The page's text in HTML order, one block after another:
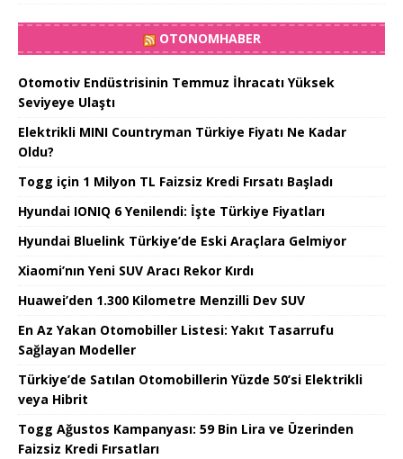
OTONOMHABER
Otomotiv Endüstrisinin Temmuz İhracatı Yüksek
Seviyeye Ulaştı
Elektrikli MINI Countryman Türkiye Fiyatı Ne Kadar
Oldu?
Togg için 1 Milyon TL Faizsiz Kredi Fırsatı Başladı
Hyundai IONIQ 6 Yenilendi: İşte Türkiye Fiyatları
Hyundai Bluelink Türkiye’de Eski Araçlara Gelmiyor
Xiaomi’nın Yeni SUV Aracı Rekor Kırdı
Huawei’den 1.300 Kilometre Menzilli Dev SUV
En Az Yakan Otomobiller Listesi: Yakıt Tasarrufu
Sağlayan Modeller
Türkiye’de Satılan Otomobillerin Yüzde 50’si Elektrikli
veya Hibrit
Togg Ağustos Kampanyası: 59 Bin Lira ve Üzerinden
Faizsiz Kredi Fırsatları